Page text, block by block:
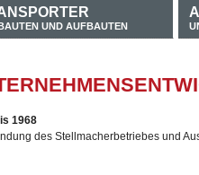
UND AUFBAUTEN
1968
des Stellmacherbetriebes und